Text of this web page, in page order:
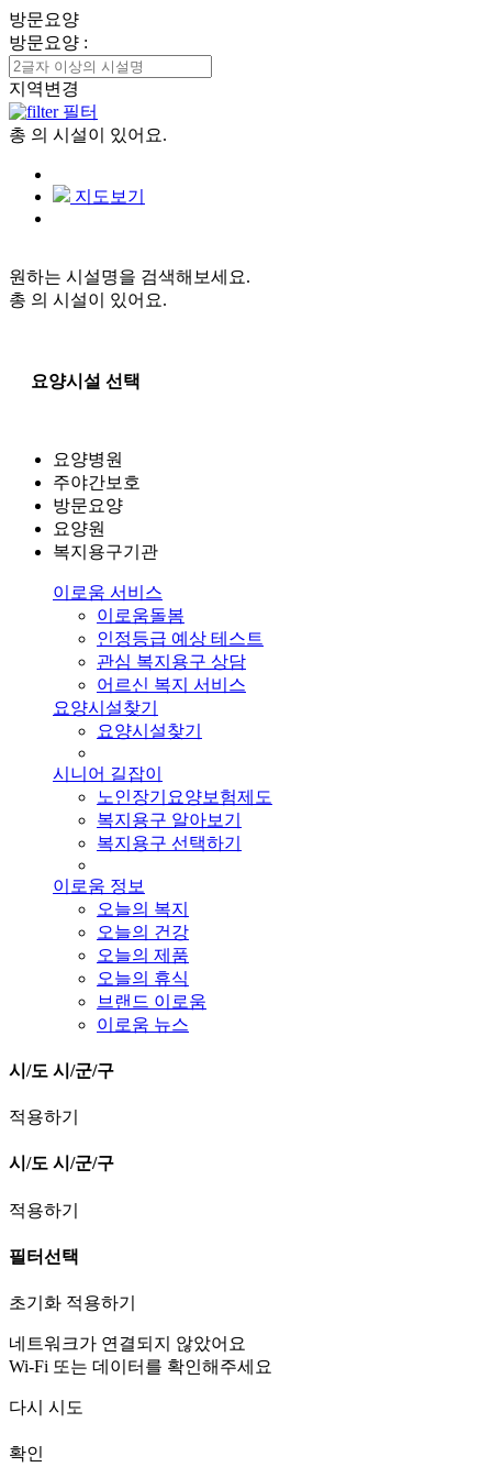
방문요양
방문요양 :
지역변경
필터
총 의 시설이 있어요.
지도보기
원하는 시설명을 검색해보세요.
총 의 시설이 있어요.
요양시설 선택
요양병원
주야간보호
방문요양
요양원
복지용구기관
이로움 서비스
이로움돌봄
인정등급 예상 테스트
관심 복지용구 상담
어르신 복지 서비스
요양시설찾기
요양시설찾기
시니어 길잡이
노인장기요양보험제도
복지용구 알아보기
복지용구 선택하기
이로움 정보
오늘의 복지
오늘의 건강
오늘의 제품
오늘의 휴식
브랜드 이로움
이로움 뉴스
시/도 시/군/구
적용하기
시/도 시/군/구
적용하기
필터선택
초기화 적용하기
네트워크가 연결되지 않았어요
Wi-Fi 또는 데이터를 확인해주세요
다시 시도
확인